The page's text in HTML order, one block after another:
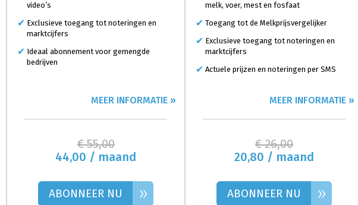
video’s
Exclusieve toegang tot noteringen en
marktcijfers
Ideaal abonnement voor gemengde
bedrijven
MEER INFORMATIE »
€ 55,00
44,00 / maand
ABONNEER NU »
melk, voer, mest en fosfaat
Toegang tot de Melkprijsvergelijker
Exclusieve toegang tot noteringen en
marktcijfers
Actuele prijzen en noteringen per SMS
MEER INFORMATIE »
€ 26,00
20,80 / maand
ABONNEER NU »